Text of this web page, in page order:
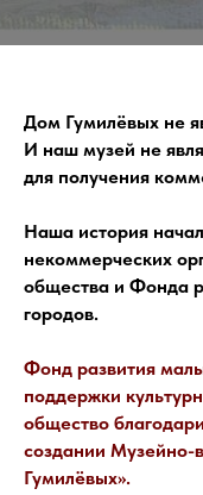
Дом Гумилёвых не
И наш музей не
для получения
Наша история
некоммерческих
общества и Фонда
городов.
Фонд развития
поддержки
общество
создании Музейно-
Гумилёвых».